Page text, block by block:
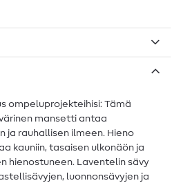
ompeluprojekteihisi: Tämä
mansetti antaa
ja rauhallisen ilmeen. Hieno
kauniin, tasaisen ulkonäön ja
hienostuneen. Laventelin sävy
luonnonsävyjen ja